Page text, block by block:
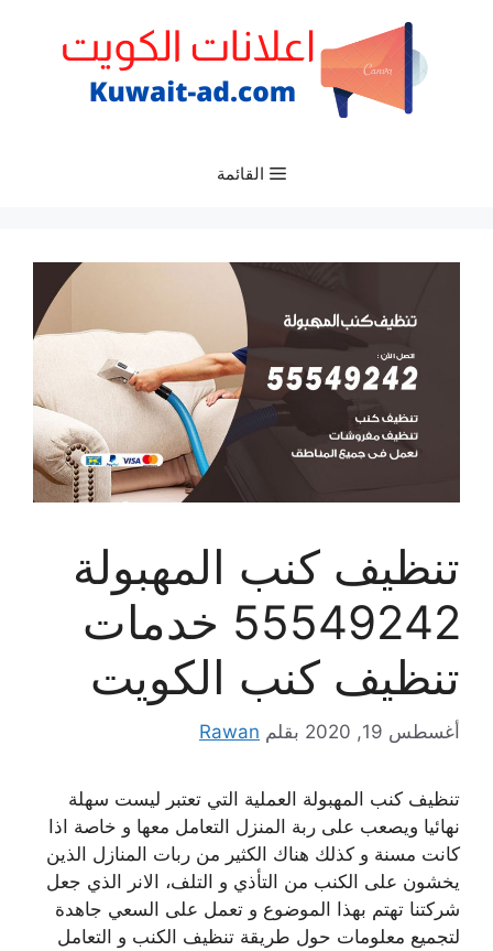
القائمة
تنظيف كنب المهبولة
55549242 خدمات
تنظيف كنب الكويت
أغسطس 19, 2020 بقلم Rawan
تنظيف كنب المهبولة العملية التي تعتبر ليست سهلة
نهائيا ويصعب على ربة المنزل التعامل معها و خاصة اذا
كانت مسنة و كذلك هناك الكثير من ربات المنازل الذين
يخشون على الكنب من التأذي و التلف، الانر الذي جعل
شركتنا تهتم بهذا الموضوع و تعمل على السعي جاهدة
لتجميع معلومات حول طريقة تنظيف الكنب و التعامل